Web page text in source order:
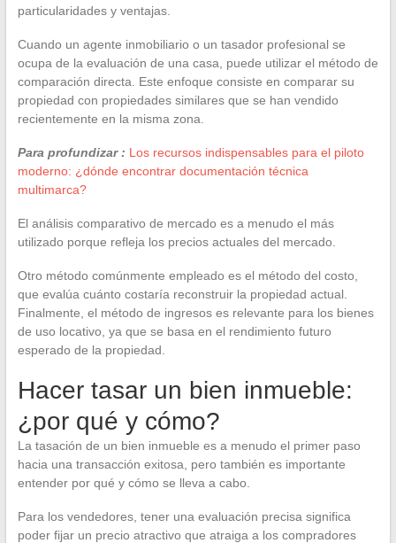
particularidades y ventajas.
Cuando un agente inmobiliario o un tasador profesional se
ocupa de la evaluación de una casa, puede utilizar el método de
comparación directa. Este enfoque consiste en comparar su
propiedad con propiedades similares que se han vendido
recientemente en la misma zona.
Para profundizar : Los recursos indispensables para el piloto
moderno: ¿dónde encontrar documentación técnica
multimarca?
El análisis comparativo de mercado es a menudo el más
utilizado porque refleja los precios actuales del mercado.
Otro método comúnmente empleado es el método del costo,
que evalúa cuánto costaría reconstruir la propiedad actual.
Finalmente, el método de ingresos es relevante para los bienes
de uso locativo, ya que se basa en el rendimiento futuro
esperado de la propiedad.
Hacer tasar un bien inmueble:
¿por qué y cómo?
La tasación de un bien inmueble es a menudo el primer paso
hacia una transacción exitosa, pero también es importante
entender por qué y cómo se lleva a cabo.
Para los vendedores, tener una evaluación precisa significa
poder fijar un precio atractivo que atraiga a los compradores